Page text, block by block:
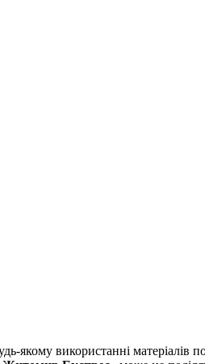
якому використанні матеріалів